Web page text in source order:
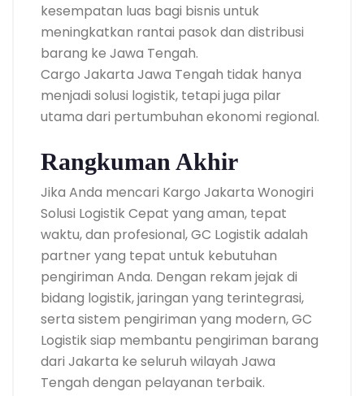
kesempatan luas bagi bisnis untuk
meningkatkan rantai pasok dan distribusi
barang ke Jawa Tengah.
Cargo Jakarta Jawa Tengah tidak hanya
menjadi solusi logistik, tetapi juga pilar
utama dari pertumbuhan ekonomi regional.
Rangkuman Akhir
Jika Anda mencari Kargo Jakarta Wonogiri
Solusi Logistik Cepat yang aman, tepat
waktu, dan profesional, GC Logistik adalah
partner yang tepat untuk kebutuhan
pengiriman Anda. Dengan rekam jejak di
bidang logistik, jaringan yang terintegrasi,
serta sistem pengiriman yang modern, GC
Logistik siap membantu pengiriman barang
dari Jakarta ke seluruh wilayah Jawa
Tengah dengan pelayanan terbaik.